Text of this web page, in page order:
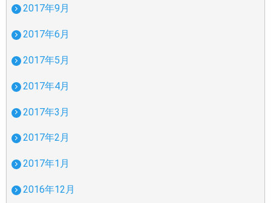
2017年9月
2017年6月
2017年5月
2017年4月
2017年3月
2017年2月
2017年1月
2016年12月